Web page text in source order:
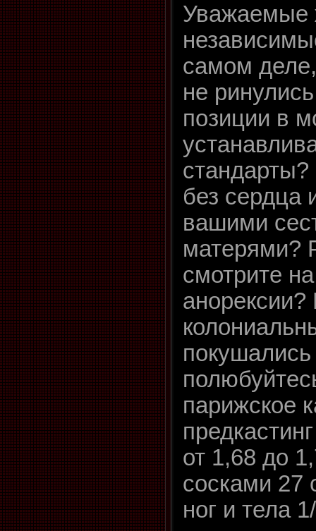
Уважаемые
самом
не
позиции в
без сердца
вашими
матерями?
смотрите
парижское
от 1,68 до
сосками 27
ног и тела